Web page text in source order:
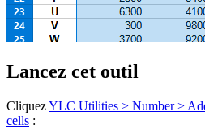
Lancez cet outil
CliquezYLC Utilities > Number >
cells :